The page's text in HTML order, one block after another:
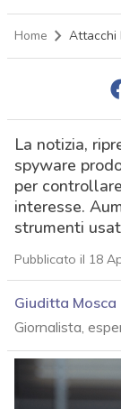
Home Attacchi
La notizia,
spyware
per
interesse.
strumenti
Pubblicato il 18
Giuditta Mosca
Giornalista,